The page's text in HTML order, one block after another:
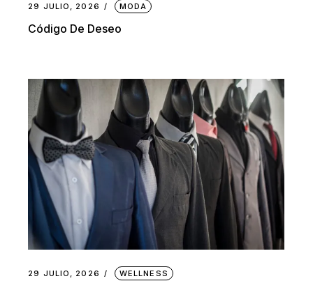
29 JULIO, 2026 MODA
Código De Deseo
29 JULIO, 2026 WELLNESS